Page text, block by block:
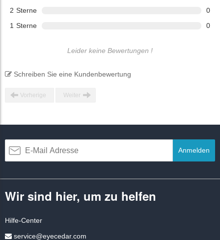
2 Sterne
0
1 Sterne 0
Leider keine Bewertungen !
Schreiben Sie eine Kundenbewertung
Vorherige Weiter
Anmelden
Wir sind hier, um zu helfen
Hilfe-Center
service@eyecedar.com